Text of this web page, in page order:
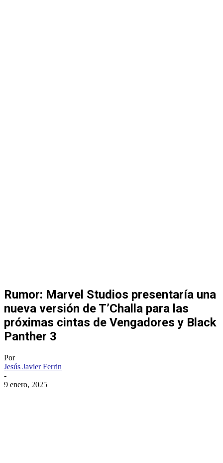
Rumor: Marvel Studios presentaría una
nueva versión de T’Challa para las
próximas cintas de Vengadores y Black
Panther 3
Por
Jesús Javier Ferrin
-
9 enero, 2025